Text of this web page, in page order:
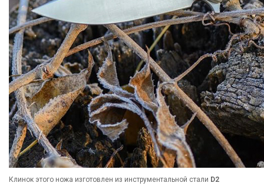
Клинок этого ножа изготовлен из инструментальной стали D2